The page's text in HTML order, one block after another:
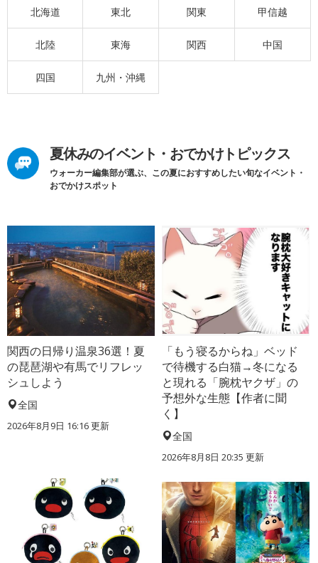
北海道 東北 関東 甲信越
北陸 東海 関西 中国
四国 九州・沖縄
夏休みのイベント・おでかけトピックス
ウォーカー編集部が選ぶ、この夏におすすめしたい旬なイベント・
おでかけスポット
関西の日帰り温泉36選！夏
の琵琶湖や有馬でリフレッ
シュしよう
全国
2026年8月9日 16:16更新
「もう寝るからね」ベッド
で待機する白猫→冬になる
と現れる「腕枕ヤクザ」の
予想外な生態【作者に聞
く】
全国
2026年8月8日 20:35 更新